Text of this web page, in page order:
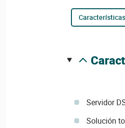
características
Servidor
Solución